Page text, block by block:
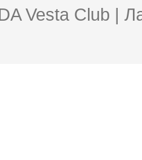
Vesta Club |